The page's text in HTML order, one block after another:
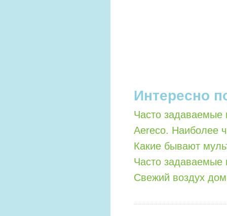
Интересно
Часто задаваемые
Aereco. Наиболее
Какие бывают
Часто задаваемые
Свежий воздух